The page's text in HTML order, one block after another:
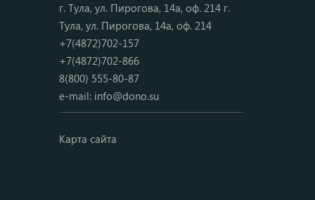
г. Тула, ул. Пирогова, 14а, оф. 214 г.
Тула, ул. Пирогова, 14а, оф. 214
+7(4872)702-157
+7(4872)702-866
8(800) 555-80-87
e-mail: info@dono.su
Карта сайта